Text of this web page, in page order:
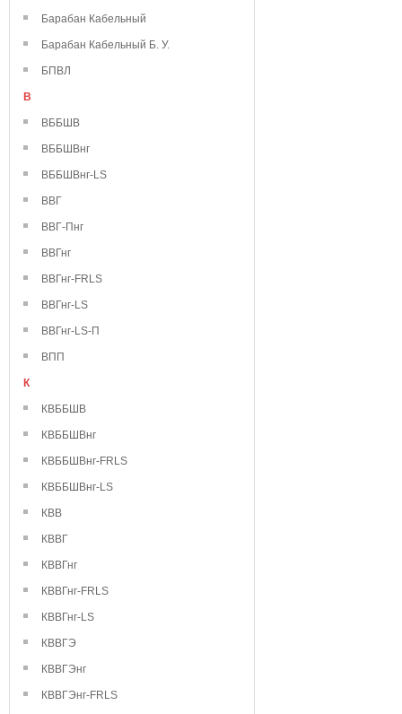
Барабан Кабельный
Барабан Кабельный Б. У.
БПВЛ
В
ВББШВ
ВББШВнг
ВББШВнг-LS
ВВГ
ВВГ-Пнг
ВВГнг
ВВГнг-FRLS
ВВГнг-LS
ВВГнг-LS-П
ВПП
К
КВББШВ
КВББШВнг
КВББШВнг-FRLS
КВББШВнг-LS
КВВ
КВВГ
КВВГнг
КВВГнг-FRLS
КВВГнг-LS
КВВГЭ
КВВГЭнг
КВВГЭнг-FRLS